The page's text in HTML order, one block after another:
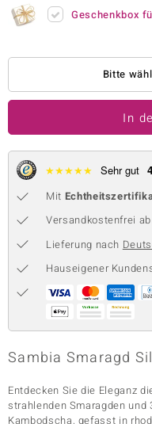
Collection
BY DE MELO
Collection
Classics
Geschenkbox
Bitte
In
★★★★★ Sehr gut
Mit
Versandkostenfrei
Lieferung nach
Hauseigener
Sambia Smaragd
Entdecken Sie die Eleganz
strahlenden Smaragden und
Kambodscha, gefasst in